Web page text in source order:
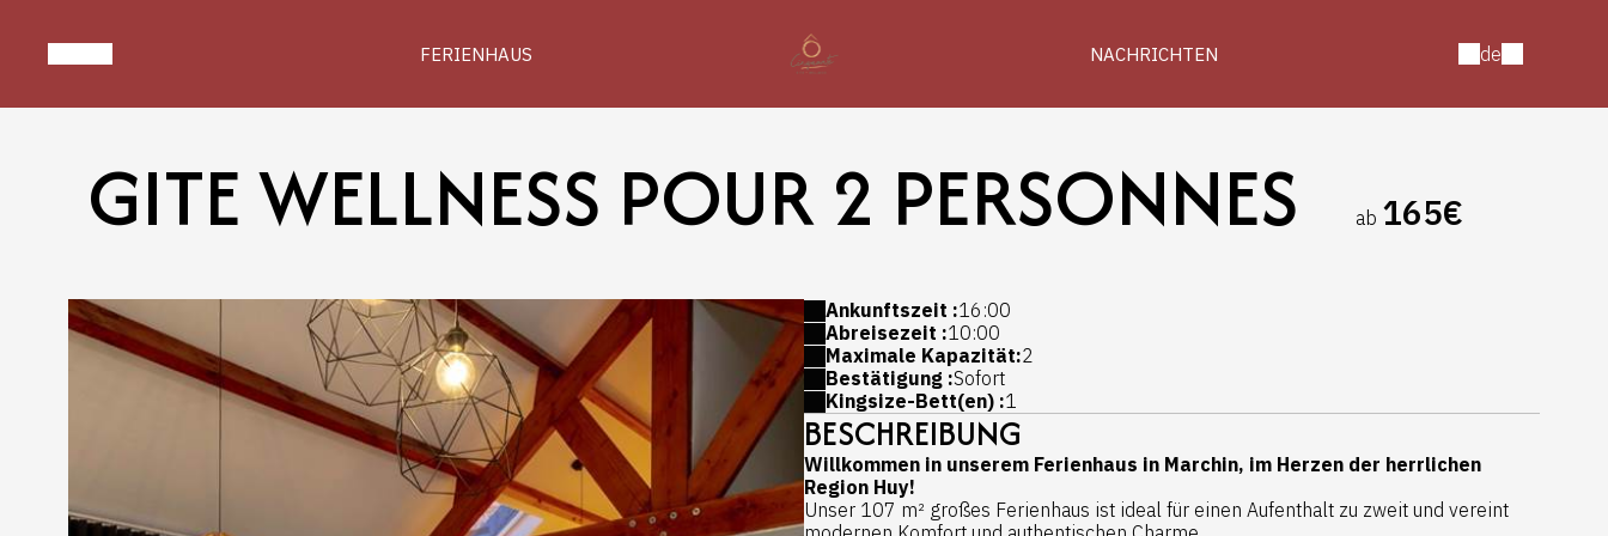
FERIENHAUS NACHRICHTEN de
GITE WELLNESS POUR 2 PERSONNES ab 165€
Ankunftszeit :16:00
Abreisezeit :10:00
Maximale Kapazität:2
Bestätigung :Sofort
Kingsize-Bett(en) :1
BESCHREIBUNG
Willkommen in unserem Ferienhaus in Marchin, im Herzen der herrlichen
Region Huy!
Unser 107 m² großes Ferienhaus ist ideal für einen Aufenthalt zu zweit und vereint